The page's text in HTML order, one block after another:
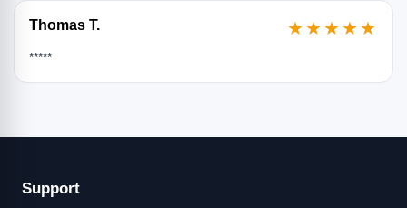
Thomas T. ★★★★★
*****
Support